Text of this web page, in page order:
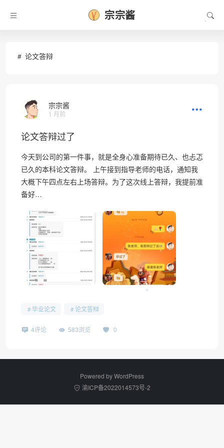
宗宗酱
论文答辩
宗宗酱
1 月前
论文答辩过了
今天到公司的第一件事，就是全身心准备期待已久、也忐忑
已久的本科论文答辩。 上午接到指导老师的电话，通知我
大概下午四点左右上场答辩。为了这次线上答辩，我提前准
备好…
毕业论文 论文答辩
4评论 583浏览 0
Powered byWordPress
渝ICP备2022014573号-2